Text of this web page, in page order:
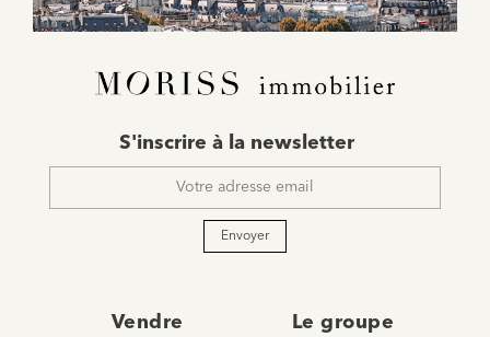
mail
S'inscrire à la newsletter
Envoyer
Vendre Le groupe